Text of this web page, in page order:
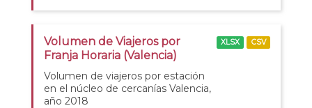
Volumen de Viajeros por
Franja Horaria (Valencia)
Volumen de viajeros por estación
en el núcleo de cercanías Valencia,
año 2018
XLSX CSV